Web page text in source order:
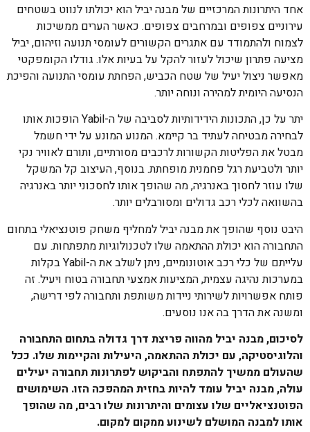
אחד היתרונות המרכזיים של מבנה יביל הוא יכולתו לנווט בשטחים
עירוניים צפופים ובמרחבים צפופים. כאשר הערים ממשיכות
לצמוח ולהתמודד עם אתגרים הקשורים לעומסי תנועה וזיהום, יביל
מציעה פתרון שיכול לעזור להקל על בעיות אלו. גודלו הקומפקטי
מאפשר ניצול יעיל של שטח הכביש, הפחתת עומסי התנועה והפיכת
הנסיעה היומית למהירה ונוחה יותר.
יתר על כן, התכונות הידידותיות לסביבה של ה-Yabil הופכות אותו
לבחירה מבטיחה לעתיד בר קיימא. המנוע המונע על ידי חשמל
מבטל את הפליטות הקשורות לרכבים מסורתיים, ותורם לאוויר נקי
יותר ולטביעת רגל פחמנית מופחתת. בנוסף, העיצוב קל המשקל
שלו עוזר לחסוך באנרגיה, מה שהופך אותו לחסכוני יותר באנרגיה
בהשוואה לכלי רכב גדולים ומסורבלים יותר.
היבט נוסף שהופך את מבנה יביל למחליף משחק פוטנציאלי בתחום
התחבורה הוא יכולת ההתאמה שלו לטכנולוגיות מתפתחות. עם
עלייתם של כלי רכב אוטונומיים, ניתן לשלב את ה-Yabil בקלות
במערכות נהיגה עצמית, המציעות אמצעי תחבורה בטוח ויעיל. זה
פותח אפשרויות לשירותי ניידות משותפת ותחבורה לפי דרישה,
ומשנה את הדרך בה אנו נוסעים.
לסיכום, מבנה יביל מהווה פריצת דרך גדולה בתחום התחבורה
והלוגיסטיקה, עם יכולת ההתאמה, היעילות והקיימות שלו. ככל
שהעולם ממשיך להתפתח והביקוש לפתרונות תחבורה יעילים
עולה, מבנה יביל עומד להיות בחזית המהפכה הזו. השימושים
הפוטנציאליים שלו עצומים והיתרונות שלו רבים, מה שהופך
אותו למבנה המושלם לשינוע ממקום למקום.